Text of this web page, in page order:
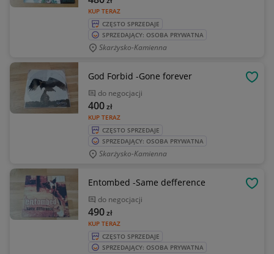
KUP TERAZ
CZĘSTO SPRZEDAJE
SPRZEDAJĄCY: OSOBA PRYWATNA
Skarżysko-Kamienna
God Forbid -Gone forever
do negocjacji
KUP TERAZ
400zł
CZĘSTO SPRZEDAJE
SPRZEDAJĄCY: OSOBA PRYWATNA
Skarżysko-Kamienna
Entombed -Same defference
do negocjacji
KUP TERAZ
490zł
CZĘSTO SPRZEDAJE
SPRZEDAJĄCY: OSOBA PRYWATNA